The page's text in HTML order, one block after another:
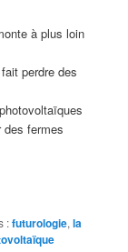
à plus loin
perdre des
fermes
:futurologie,la